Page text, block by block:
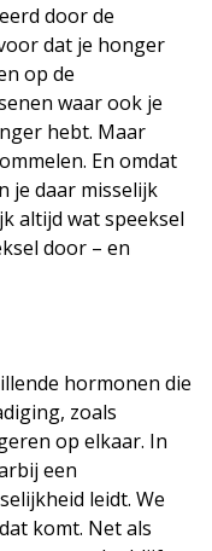
door de
dat je honger
op de
waar ook je
hebt. Maar
En omdat
je daar misselijk
altijd wat speeksel
door – en
hormonen die
zoals
op elkaar. In
een
leidt. We
komt. Net als